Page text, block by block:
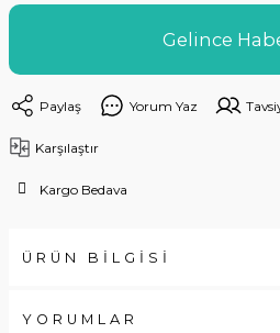
Gelince
Paylaş Yorum Yaz
Karşılaştır
Kargo Bedava
ÜRÜN BİLGİSİ
YORUMLAR